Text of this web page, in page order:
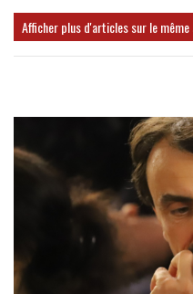
Afficher plus d'articles sur le